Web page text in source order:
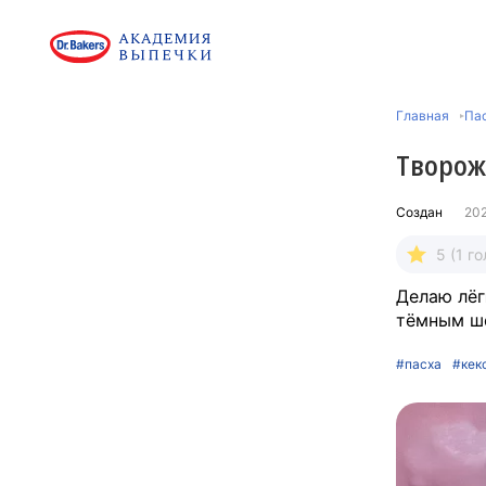
Главная
Создан
5 (1
Делаю
тёмным
#пасха